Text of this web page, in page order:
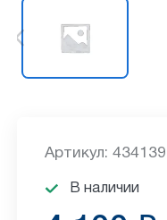
Артикул: 434139
В наличии